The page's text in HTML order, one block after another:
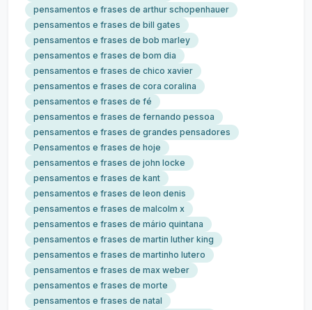
pensamentos e frases de arthur schopenhauer
pensamentos e frases de bill gates
pensamentos e frases de bob marley
pensamentos e frases de bom dia
pensamentos e frases de chico xavier
pensamentos e frases de cora coralina
pensamentos e frases de fé
pensamentos e frases de fernando pessoa
pensamentos e frases de grandes pensadores
Pensamentos e frases de hoje
pensamentos e frases de john locke
pensamentos e frases de kant
pensamentos e frases de leon denis
pensamentos e frases de malcolm x
pensamentos e frases de mário quintana
pensamentos e frases de martin luther king
pensamentos e frases de martinho lutero
pensamentos e frases de max weber
pensamentos e frases de morte
pensamentos e frases de natal